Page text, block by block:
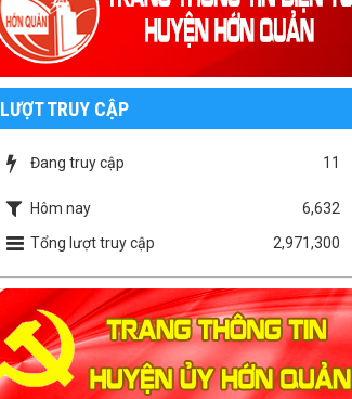
LƯỢT TRUY CẬP
Đang truy cập 11
Hôm nay
6,632
Tổng lượt truy cập
2,971,300